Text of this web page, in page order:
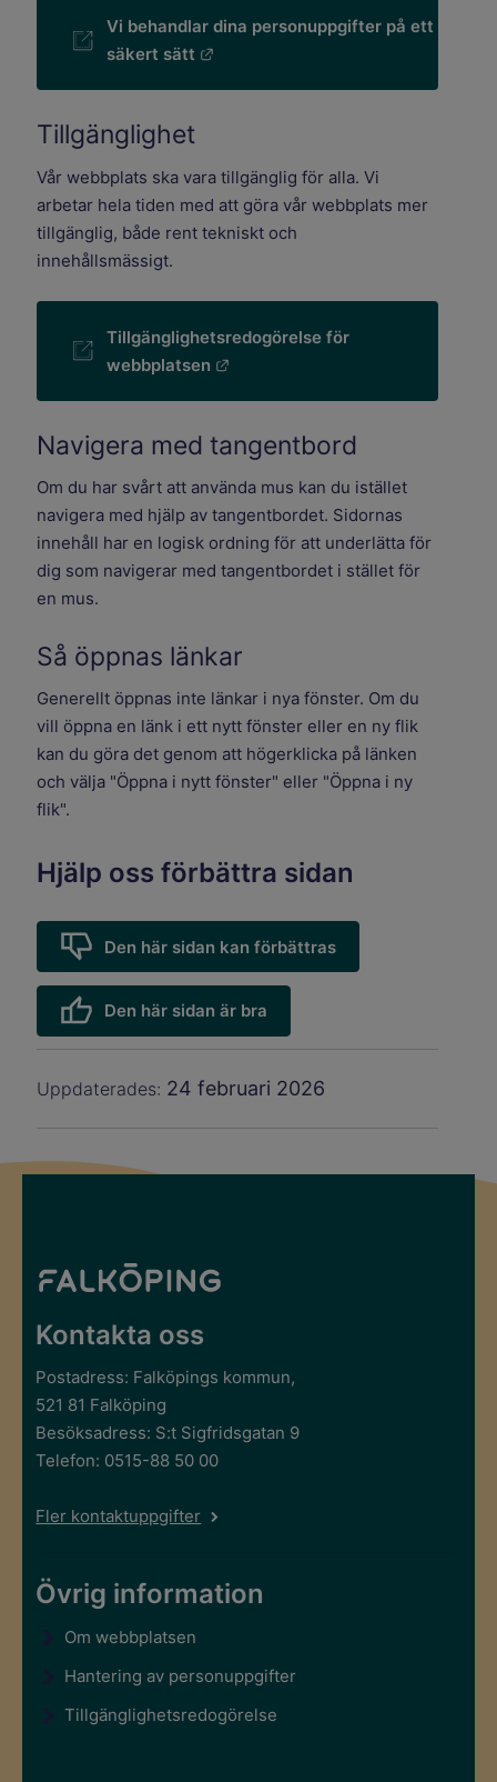
Vi behandlar dina personuppgifter på ett
säkert sätt
Tillgänglighet
Vår webbplats ska vara tillgänglig för alla. Vi
arbetar hela tiden med att göra vår webbplats mer
tillgänglig, både rent tekniskt och
innehållsmässigt.
Tillgänglighetsredogörelse för
webbplatsen
Navigera med tangentbord
Om du har svårt att använda mus kan du istället
navigera med hjälp av tangentbordet. Sidornas
innehåll har en logisk ordning för att underlätta för
dig som navigerar med tangentbordet i stället för
en mus.
Så öppnas länkar
Generellt öppnas inte länkar i nya fönster. Om du
vill öppna en länk i ett nytt fönster eller en ny flik
kan du göra det genom att högerklicka på länken
och välja "Öppna i nytt fönster" eller "Öppna i ny
flik".
Hjälp oss förbättra sidan
Den här sidan kan förbättras
Den här sidan är bra
Uppdaterades: 24 februari 2026
Kontakta oss
Postadress: Falköpings kommun,
521 81 Falköping
Besöksadress: S:t Sigfridsgatan 9
Telefon: 0515-88 50 00
Fler kontaktuppgifter
Övrig information
Om webbplatsen
Hantering av personuppgifter
Tillgänglighetsredogörelse